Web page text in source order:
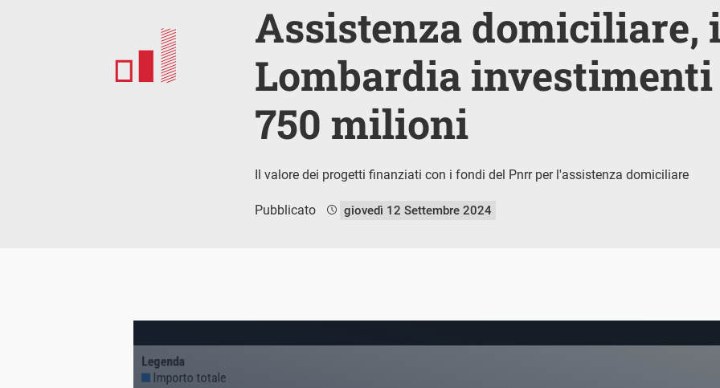
Assistenza domiciliare,
Lombardia
750 milioni
Il valore dei progetti finanziati con i fondi del Pnrr per l'assistenza domiciliare
Pubblicato giovedì 12 Settembre 2024